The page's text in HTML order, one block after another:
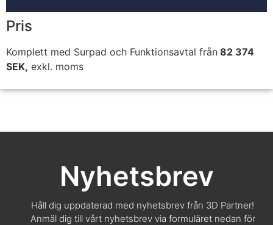
Pris
Komplett med Surpad och Funktionsavtal från 82 374
SEK, exkl. moms
Nyhetsbrev
Håll dig uppdaterad med nyhetsbrev från 3D Partner!
Anmäl dig till vårt nyhetsbrev via formuläret nedan för